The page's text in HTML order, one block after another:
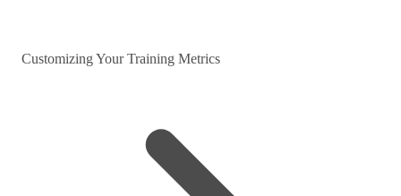
Customizing Your Training Metrics